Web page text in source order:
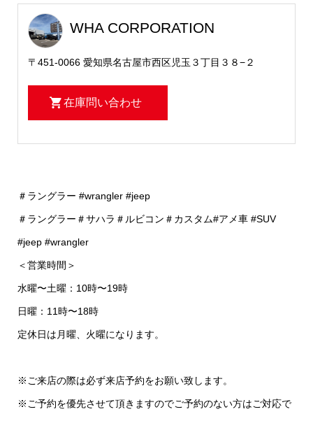
WHA CORPORATION
〒451-0066 愛知県名古屋市西区児玉３丁目３８−２
在庫問い合わせ
＃ラングラー #wrangler #jeep
＃ラングラー＃サハラ＃ルビコン＃カスタム#アメ車 #SUV
#jeep #wrangler
＜営業時間＞
水曜〜土曜：10時〜19時
日曜：11時〜18時
定休日は月曜、火曜になります。
※ご来店の際は必ず来店予約をお願い致します。
※ご予約を優先させて頂きますのでご予約のない方はご対応で